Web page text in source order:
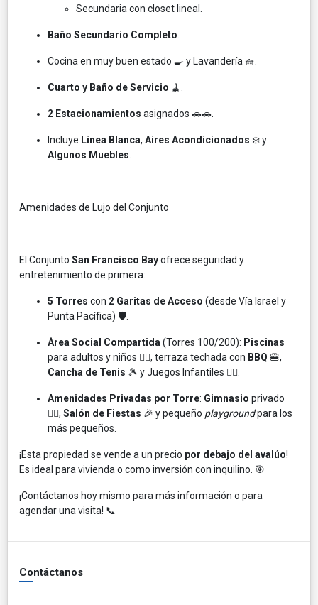
Secundaria con closet lineal.
Baño Secundario Completo
Cocina en muy buen estado 🍳 y Lavandería 🧺.
Cuarto y Baño de Servicio 🧹.
2 Estacionamientos asignados 🚗🚗.
Incluye Línea Blanca, Aires Acondicionados ❄️ y
Algunos Muebles
Amenidades de Lujo del Conjunto
El Conjunto San Francisco Bayofrece seguridad y
entretenimiento de primera:
5 Torres con 2 Garitas de Acceso (desde Vía Israel y
Punta Pacífica) 🛡️.
Área Social Compartida (Torres 100/200): Piscinas
para adultos y niños 🏊‍♀️, terraza techada con BBQ 🍔,
Cancha de Tenis 🎾 y Juegos Infantiles 🤸‍♂️.
Amenidades Privadas por Torre: Gimnasio privado
🏋️‍♀️, Salón de Fiestas 🎉 y pequeño playgroundpara los
más pequeños.
¡Esta propiedad se vende a un precio por debajo del avalúo!
Es ideal para vivienda o como inversión con inquilino. 🎯
¡Contáctanos hoy mismo para más información o para
agendar una visita! 📞
Contáctanos